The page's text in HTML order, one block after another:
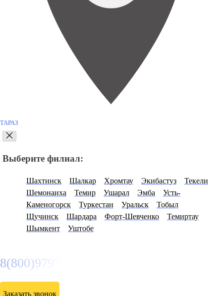
ТАРАЗ
Выберите филиал:
Шахтинск Шалкар Хромтау Экибастуз
Текели
Шемонаиха
Темир Ушарал Эмба
Усть-
Каменогорск
Туркестан Уральск
Тобыл
Щучинск
Шардара Форт-Шевченко
Темиртау
Шымкент
Уштобе
8(800)9797043
Заказать звонок